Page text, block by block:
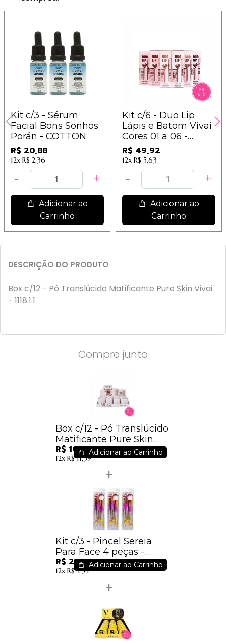
Kit c/3 - Sérum
Facial Bons Sonhos
Porán - COTTON
R$ 20,88
12x R$ 2,36
Adicionar ao
Carrinho
Kit c/6 - Duo Lip
Lápis e Batom Vivai
Cores 01 a 06 -
3411.1.1
R$ 49,92
12x R$ 5,63
Adicionar ao
Carrinho
DESCRIÇÃO DO PRODUTO
Box c/12 - Pó Translúcido Matificante Pure Skin Vivai
- 1118.1.1
Compre junto
Box c/12 - Pó Translúcido
Matificante Pure Skin
Vivai - 1118.1.1
R$ 100,92
12x R$ 11,39
Adicionar ao Carrinho
Kit c/3 - Pincel Sereia
Para Face 4 peças -
Sortidos - IM /
R$ 22,50
12x R$ 2,54
Adicionar ao Carrinho